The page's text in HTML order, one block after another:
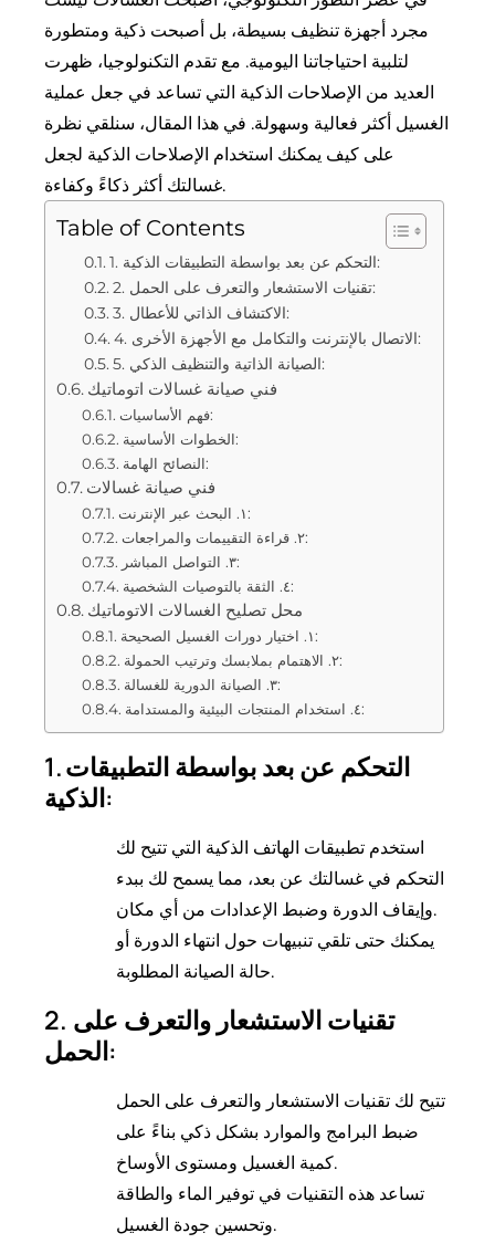
مجرد أجهزة تنظيف بسيطة، بل أصبحت ذكية ومتطورة
لتلبية احتياجاتنا اليومية. مع تقدم التكنولوجيا، ظهرت
العديد من الإصلاحات الذكية التي تساعد في جعل عملية
الغسيل أكثر فعالية وسهولة. في هذا المقال، سنلقي نظرة
على كيف يمكنك استخدام الإصلاحات الذكية لجعل
غسالتك أكثر ذكاءً وكفاءة.
Table of Contents
1. التحكم عن بعد بواسطة التطبيقات الذكية:
2. تقنيات الاستشعار والتعرف على الحمل:
3. الاكتشاف الذاتي للأعطال:
4. الاتصال بالإنترنت والتكامل مع الأجهزة الأخرى:
5. الصيانة الذاتية والتنظيف الذكي:
فني صيانة غسالات اتوماتيك
فهم الأساسيات:
الخطوات الأساسية:
النصائح الهامة:
فني صيانة غسالات
١. البحث عبر الإنترنت:
٢. قراءة التقييمات والمراجعات:
٣. التواصل المباشر:
٤. الثقة بالتوصيات الشخصية:
محل تصليح الغسالات الاتوماتيك
١. اختيار دورات الغسيل الصحيحة:
٢. الاهتمام بملابسك وترتيب الحمولة:
٣. الصيانة الدورية للغسالة:
٤. استخدام المنتجات البيئية والمستدامة:
1. التحكم عن بعد بواسطة التطبيقات
الذكية:
استخدم تطبيقات الهاتف الذكية التي تتيح لك
التحكم في غسالتك عن بعد، مما يسمح لك ببدء
وإيقاف الدورة وضبط الإعدادات من أي مكان.
يمكنك حتى تلقي تنبيهات حول انتهاء الدورة أو
حالة الصيانة المطلوبة.
2. تقنيات الاستشعار والتعرف على
الحمل:
تتيح لك تقنيات الاستشعار والتعرف على الحمل
ضبط البرامج والموارد بشكل ذكي بناءً على
كمية الغسيل ومستوى الأوساخ.
تساعد هذه التقنيات في توفير الماء والطاقة
وتحسين جودة الغسيل.